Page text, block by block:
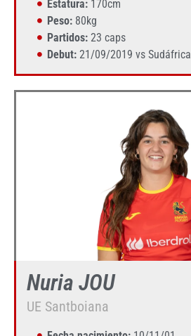
Estatura:170cm
Peso:80kg
Partidos:23 caps
Debut:21/09/2019 vs Sudáfrica
Nuria JOU
UE Santboiana